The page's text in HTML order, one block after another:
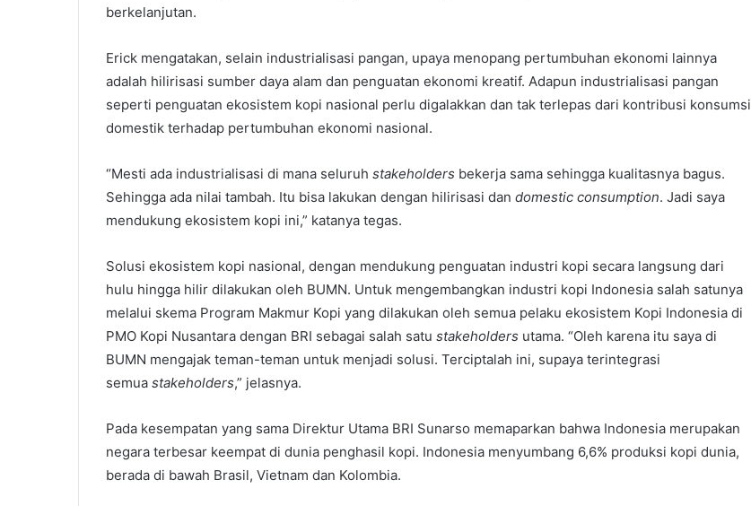
berkelanjutan.
Erick mengatakan, selain industrialisasi pangan, upaya menopang pertumbuhan ekonomi lainnya
adalah hilirisasi sumber daya alam dan penguatan ekonomi kreatif. Adapun industrialisasi pangan
seperti penguatan ekosistem kopi nasional perlu digalakkan dan tak terlepas dari kontribusi konsumsi
domestik terhadap pertumbuhan ekonomi nasional.
“Mesti ada industrialisasi di mana seluruh stakeholders bekerja sama sehingga kualitasnya bagus.
Sehingga ada nilai tambah. Itu bisa lakukan dengan hilirisasi dan domestic consumption. Jadi saya
mendukung ekosistem kopi ini,” katanya tegas.
Solusi ekosistem kopi nasional, dengan mendukung penguatan industri kopi secara langsung dari
hulu hingga hilir dilakukan oleh BUMN. Untuk mengembangkan industri kopi Indonesia salah satunya
melalui skema Program Makmur Kopi yang dilakukan oleh semua pelaku ekosistem Kopi Indonesia di
PMO Kopi Nusantara dengan BRI sebagai salah satu stakeholders utama. “Oleh karena itu saya di
BUMN mengajak teman-teman untuk menjadi solusi. Terciptalah ini, supaya terintegrasi
semua stakeholders,” jelasnya.
Pada kesempatan yang sama Direktur Utama BRI Sunarso memaparkan bahwa Indonesia merupakan
negara terbesar keempat di dunia penghasil kopi. Indonesia menyumbang 6,6% produksi kopi dunia,
berada di bawah Brasil, Vietnam dan Kolombia.